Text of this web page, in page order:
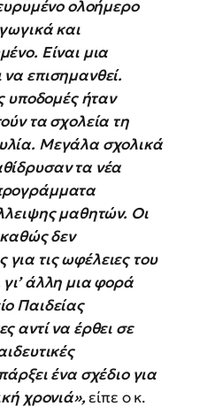
ολοήμερο
και
Είναι μια
επισημανθεί.
υποδομές ήταν
τα σχολεία τη
Μεγάλα σχολικά
τα νέα
μαθητών. Οι
καθώς δεν
τις ωφέλειες του
άλλη μια φορά
Παιδείας
αντί να έρθει σε
ένα σχέδιο για
χρονιά»,είπε ο κ.